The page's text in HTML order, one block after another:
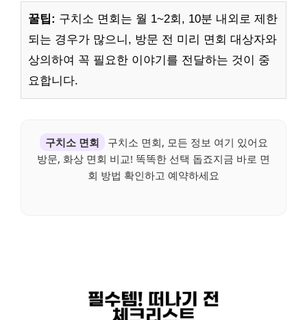
꿀팁: 구치소 면회는 월 1~2회, 10분 내외로 제한
되는 경우가 많으니, 방문 전 미리 면회 대상자와
상의하여 꼭 필요한 이야기를 전달하는 것이 중
요합니다.
구치소 면회
구치소 면회, 모든 정보 여기 있어요
방문, 화상 면회 비교! 똑똑한 선택 돕죠지금 바로 면
회 방법 확인하고 예약하세요